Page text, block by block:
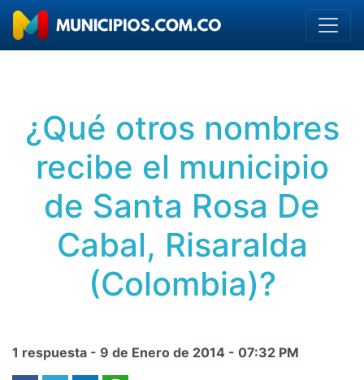
¿Qué otros nombres
recibe el municipio
de Santa Rosa De
Cabal, Risaralda
(Colombia)?
1 respuesta - 9 de Enero de 2014 - 07:32 PM